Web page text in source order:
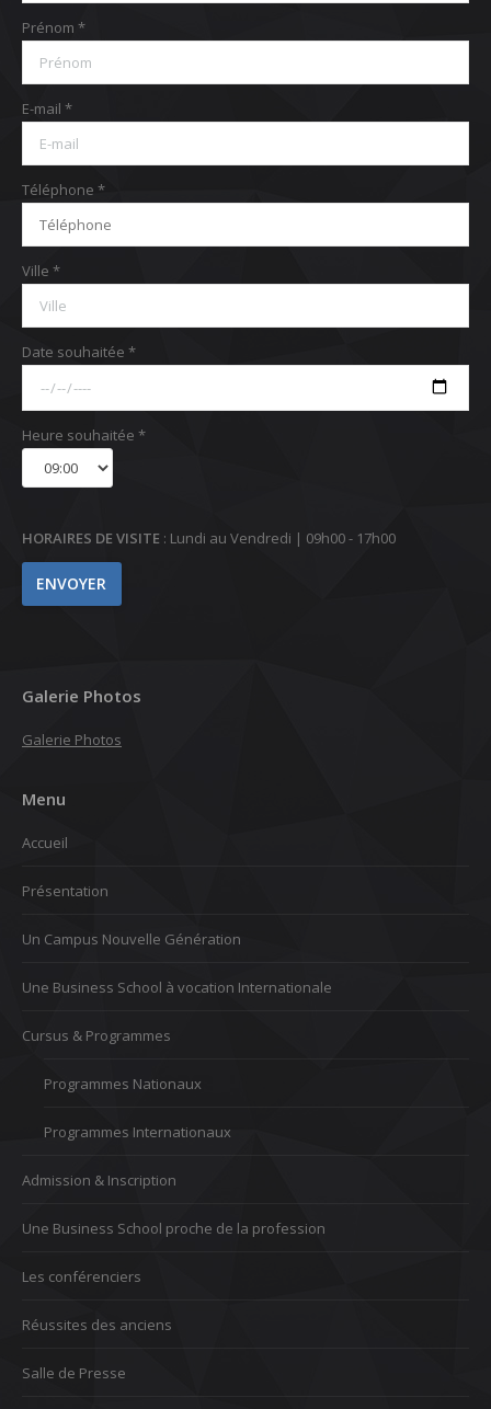
Prénom *
E-mail *
Téléphone *
Ville *
Date souhaitée *
Heure souhaitée *
HORAIRES DE VISITE : Lundi au Vendredi | 09h00 - 17h00
Galerie Photos
Galerie Photos
Menu
Accueil
Présentation
Un Campus Nouvelle Génération
Une Business School à vocation Internationale
Cursus & Programmes
Programmes Nationaux
Programmes Internationaux
Admission & Inscription
Une Business School proche de la profession
Les conférenciers
Réussites des anciens
Salle de Presse